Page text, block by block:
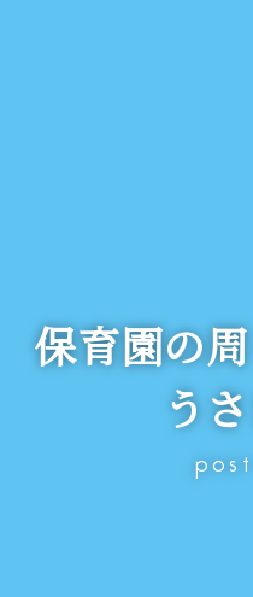
保育園の
う